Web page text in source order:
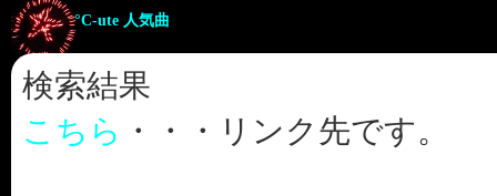
°C-ute 人気曲
検索結果
こちら ・・・リンク先です。